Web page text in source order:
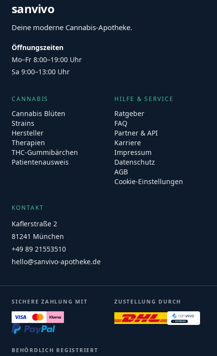
sanvivo
Deine moderne Cannabis-Apotheke.
Öffnungszeiten
Mo–Fr 8:00–19:00 Uhr
Sa 9:00–13:00 Uhr
CANNABIS
Cannabis Blüten
Strains
Hersteller
Therapien
THC-Gummibärchen
Patientenausweis
HILFE & SERVICE
Ratgeber
FAQ
Partner & API
Karriere
Impressum
Datenschutz
AGB
Cookie-Einstellungen
KONTAKT
Kaflerstraße 2
81241 München
+49 89 21553510
hello@sanvivo-apotheke.de
SICHERE ZAHLUNG MIT ZUSTELLUNG DURCH
BEHÖRDLICH REGISTRIERT